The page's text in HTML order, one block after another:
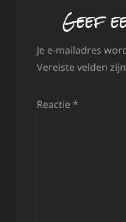
Geef
Je e-mailadres
Vereiste velden
Reactie *